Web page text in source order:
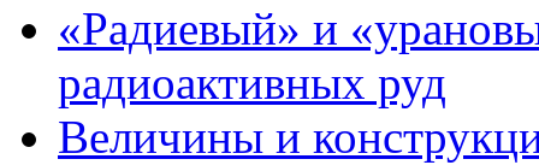
«Радиевый» и
радиоактивных руд
Величины и